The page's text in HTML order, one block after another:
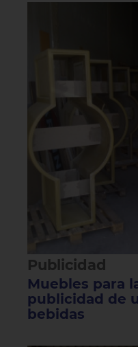
Publicidad
Muebles para
publicidad de
bebidas